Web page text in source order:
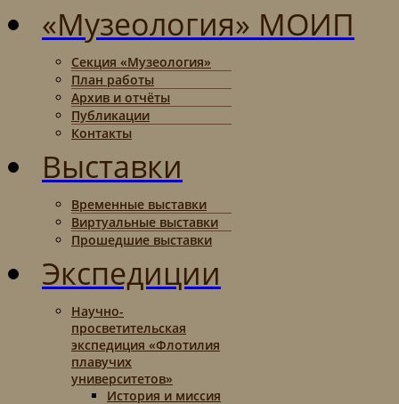
«Музеология» МОИП
Секция «Музеология»
План работы
Архив и отчёты
Публикации
Контакты
Выставки
Временные выставки
Виртуальные выставки
Прошедшие выставки
Экспедиции
Научно-
просветительская
экспедиция «Флотилия
плавучих
университетов»
История и миссия